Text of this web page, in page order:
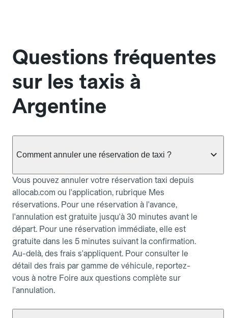
Questions fréquentes
sur les taxis à
Argentine
Comment annuler une réservation de taxi ?
Vous pouvez annuler votre réservation taxi depuis
allocab.com ou l'application, rubrique Mes
réservations. Pour une réservation à l'avance,
l'annulation est gratuite jusqu'à 30 minutes avant le
départ. Pour une réservation immédiate, elle est
gratuite dans les 5 minutes suivant la confirmation.
Au-delà, des frais s'appliquent. Pour consulter le
détail des frais par gamme de véhicule, reportez-
vous à notre Foire aux questions complète sur
l'annulation.